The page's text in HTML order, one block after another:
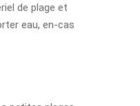
de plage et
eau, en-cas